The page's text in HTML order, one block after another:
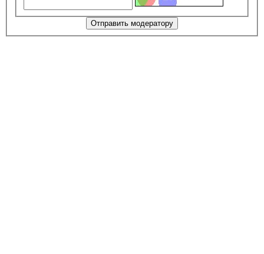
Отправить модератору